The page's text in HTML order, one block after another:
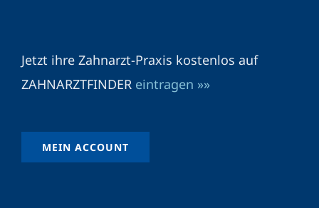
Jetzt ihre Zahnarzt-Praxis kostenlos auf
ZAHNARZTFINDER eintragen »»
MEIN ACCOUNT